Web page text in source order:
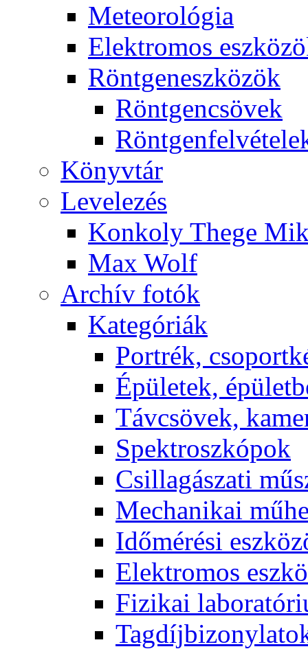
Me­te­o­ro­ló­gia
Elekt­ro­mos
Rönt­gen­esz­kö­zök
Rönt­gen­csö­vek
Könyv­tár
Le­ve­le­zés
Kon­koly The­ge
Max Wolf
Ar­chív fo­tók
Ka­te­gó­ri­ák
Port­rék,
Épü­le­tek,
Táv­csö­vek,
Spekt­rosz­kó­pok
Csil­la­gá­sza­ti
Me­cha­ni­kai
Idő­mé­ré­si
Elekt­ro­mos
Fi­zi­kai